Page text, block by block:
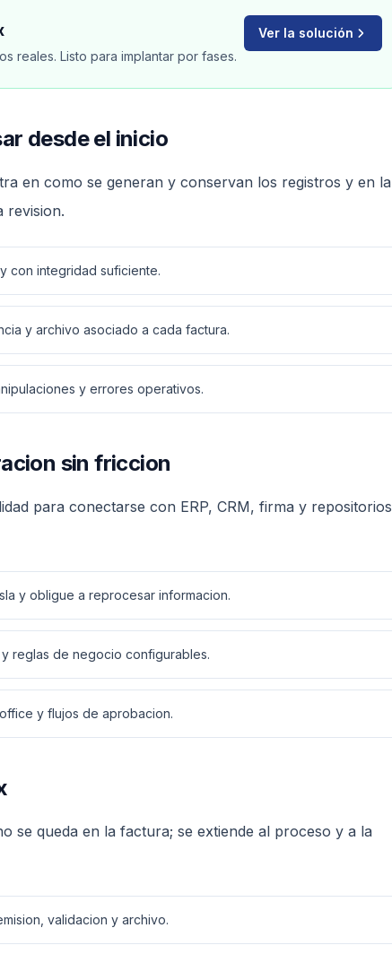
reales. Listo para implantar por fases.
Ver la solución
desde el inicio
en como se generan y conservan los registros y en la
revision.
con integridad suficiente.
y archivo asociado a cada factura.
y errores operativos.
sin friccion
para conectarse con ERP, CRM, firma y repositorios
y obligue a reprocesar informacion.
reglas de negocio configurables.
y flujos de aprobacion.
se queda en la factura; se extiende al proceso y a la
validacion y archivo.